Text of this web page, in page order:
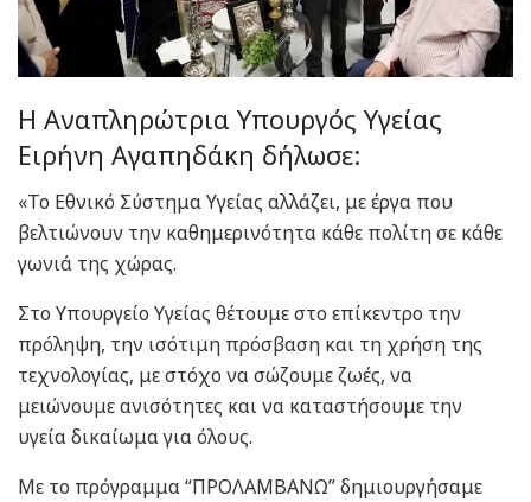
Η Αναπληρώτρια Υπουργός Υγείας
Ειρήνη Αγαπηδάκη δήλωσε:
«Το Εθνικό Σύστημα Υγείας αλλάζει, με έργα που
βελτιώνουν την καθημερινότητα κάθε πολίτη σε κάθε
γωνιά της χώρας.
Στο Υπουργείο Υγείας θέτουμε στο επίκεντρο την
πρόληψη, την ισότιμη πρόσβαση και τη χρήση της
τεχνολογίας, με στόχο να σώζουμε ζωές, να
μειώνουμε ανισότητες και να καταστήσουμε την
υγεία δικαίωμα για όλους.
Με το πρόγραμμα “ΠΡΟΛΑΜΒΑΝΩ” δημιουργήσαμε